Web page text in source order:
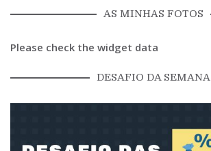
AS MINHAS FOTOS
Please check the widget data
DESAFIO DA SEMANA